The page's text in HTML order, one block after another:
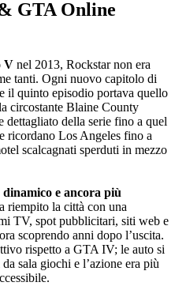
GTA Online
V nel 2013, Rockstar non era
tanti. Ogni nuovo capitolo di
il quinto episodio portava quello
circostante Blaine County
dettagliato della serie fino a quel
ricordano Los Angeles fino a
scalcagnati sperduti in mezzo
e ancora più
riempito la città con una
TV, spot pubblicitari, siti web e
scoprendo anni dopo l’uscita.
rispetto a GTA IV; le auto si
sala giochi e l’azione era più